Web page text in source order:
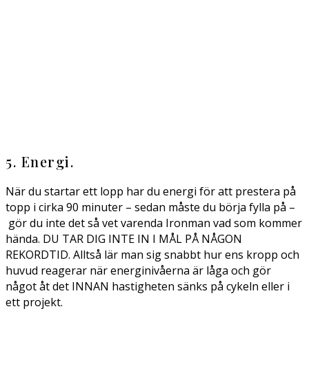
5. Energi.
När du startar ett lopp har du energi för att prestera på
topp i cirka 90 minuter – sedan måste du börja fylla på –
gör du inte det så vet varenda Ironman vad som kommer
hända. DU TAR DIG INTE IN I MÅL PÅ NÅGON
REKORDTID. Alltså lär man sig snabbt hur ens kropp och
huvud reagerar när energinivåerna är låga och gör
något åt det INNAN hastigheten sänks på cykeln eller i
ett projekt.